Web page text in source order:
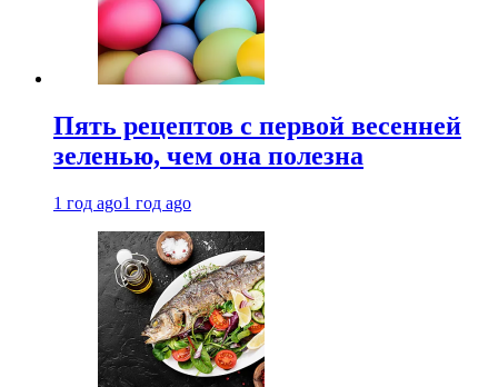
Пять рецептов с первой весенней
зеленью, чем она полезна
1 год ago1 год ago